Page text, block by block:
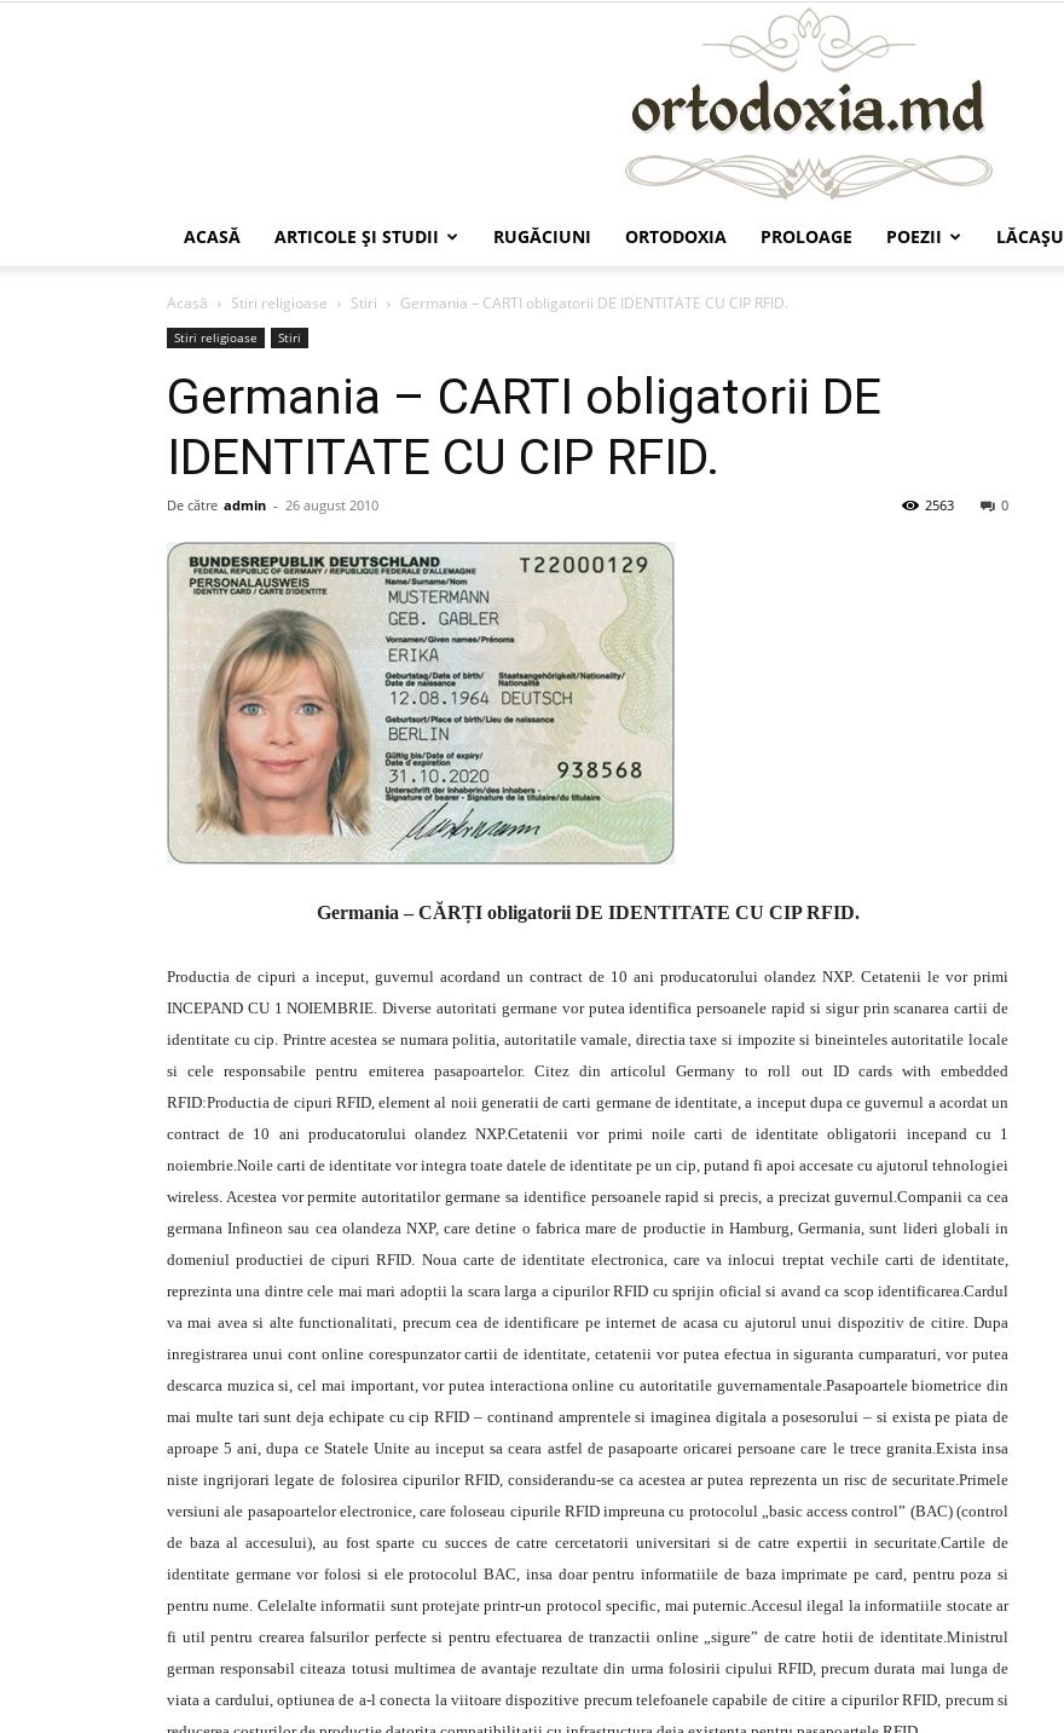
ACASĂ ARTICOLE ŞI STUDII RUGĂCIUNI ORTODOXIA PROLOAGE POEZII
Acasă Stiri religioase Stiri Germania – CARTI obligatorii DE IDENTITATE CU CIP RFID.
Stiri religioase Stiri
Germania – CARTI obligatorii DE
IDENTITATE CU CIP RFID.
De către admin - 26 august 2010 0
2563
Germania – CĂRȚI obligatorii DE IDENTITATE CU CIP RFID.
Productia de cipuri a inceput, guvernul acordand un contract de 10 ani producatorului olandez NXP. Cetatenii le vor primi
INCEPAND CU 1 NOIEMBRIE. Diverse autoritati germane vor putea identifica persoanele rapid si sigur prin scanarea cartii de
identitate cu cip. Printre acestea se numara politia, autoritatile vamale, directia taxe si impozite si bineinteles autoritatile locale
si cele responsabile pentru emiterea pasapoartelor. Citez din articolul Germany to roll out ID cards with embedded
RFID:Productia de cipuri RFID, element al noii generatii de carti germane de identitate, a inceput dupa ce guvernul a acordat un
contract de 10 ani producatorului olandez NXP.Cetatenii vor primi noile carti de identitate obligatorii incepand cu 1
noiembrie.Noile carti de identitate vor integra toate datele de identitate pe un cip, putand fi apoi accesate cu ajutorul tehnologiei
wireless. Acestea vor permite autoritatilor germane sa identifice persoanele rapid si precis, a precizat guvernul.Companii ca cea
germana Infineon sau cea olandeza NXP, care detine o fabrica mare de productie in Hamburg, Germania, sunt lideri globali in
domeniul productiei de cipuri RFID. Noua carte de identitate electronica, care va inlocui treptat vechile carti de identitate,
reprezinta una dintre cele mai mari adoptii la scara larga a cipurilor RFID cu sprijin oficial si avand ca scop identificarea.Cardul
va mai avea si alte functionalitati, precum cea de identificare pe internet de acasa cu ajutorul unui dispozitiv de citire. Dupa
inregistrarea unui cont online corespunzator cartii de identitate, cetatenii vor putea efectua in siguranta cumparaturi, vor putea
descarca muzica si, cel mai important, vor putea interactiona online cu autoritatile guvernamentale.Pasapoartele biometrice din
mai multe tari sunt deja echipate cu cip RFID – continand amprentele si imaginea digitala a posesorului – si exista pe piata de
aproape 5 ani, dupa ce Statele Unite au inceput sa ceara astfel de pasapoarte oricarei persoane care le trece granita.Exista insa
niste ingrijorari legate de folosirea cipurilor RFID, considerandu-se ca acestea ar putea reprezenta un risc de securitate.Primele
versiuni ale pasapoartelor electronice, care foloseau cipurile RFID impreuna cu protocolul „basic access control” (BAC) (control
de baza al accesului), au fost sparte cu succes de catre cercetatorii universitari si de catre expertii in securitate.Cartile de
identitate germane vor folosi si ele protocolul BAC, insa doar pentru informatiile de baza imprimate pe card, pentru poza si
pentru nume. Celelalte informatii sunt protejate printr-un protocol specific, mai puternic.Accesul ilegal la informatiile stocate ar
fi util pentru crearea falsurilor perfecte si pentru efectuarea de tranzactii online „sigure” de catre hotii de identitate.Ministrul
german responsabil citeaza totusi multimea de avantaje rezultate din urma folosirii cipului RFID, precum durata mai lunga de
viata a cardului, optiunea de a-l conecta la viitoare dispozitive precum telefoanele capabile de citire a cipurilor RFID, precum si